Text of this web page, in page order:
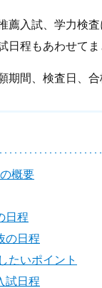
薦入試、学力検
日程もあわせてま
期間、検査日、
概要
日程
の日程
たいポイント
試日程